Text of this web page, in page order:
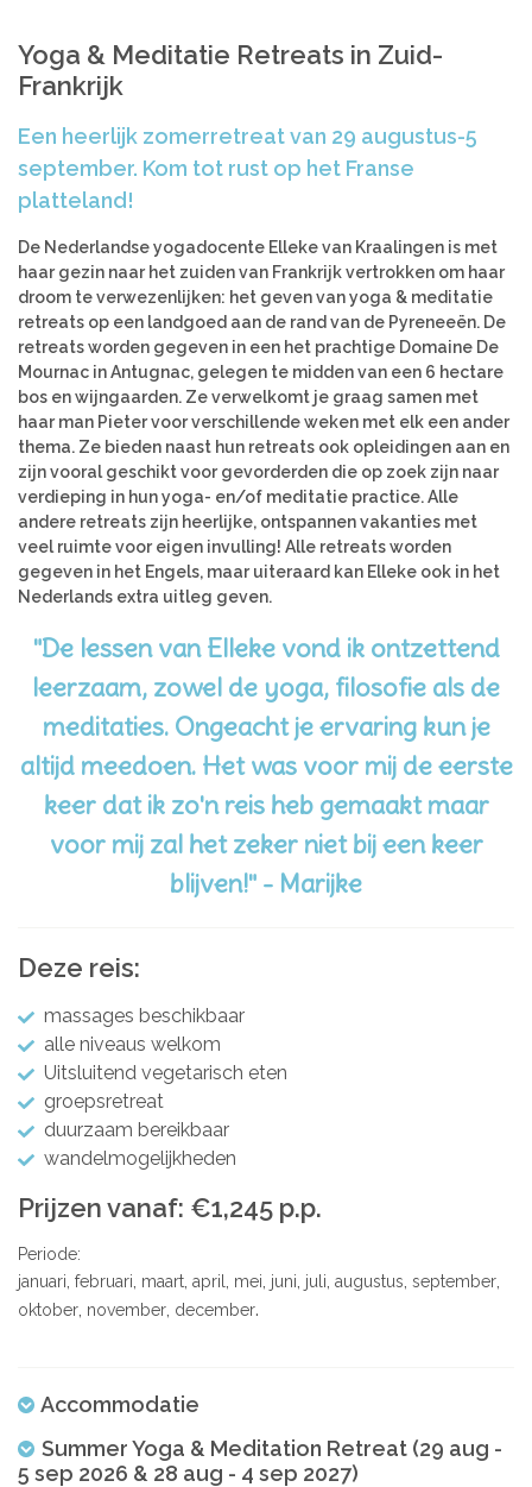
Workshops
India
Sri Lanka
Thailand
Afrika
Kenia
Marokko
Amerika
Brazilië
Yoga & Meditatie Retreats in Zuid-
Frankrijk
Een heerlijk zomerretreat van 29 augustus-5
september. Kom tot rust op het Franse
platteland!
De Nederlandse yogadocente Elleke van Kraalingen is met
haar gezin naar het zuiden van Frankrijk vertrokken om haar
droom te verwezenlijken: het geven van yoga & meditatie
retreats op een landgoed aan de rand van de Pyreneeën. De
retreats worden gegeven in een het prachtige Domaine De
Mournac in Antugnac, gelegen te midden van een 6 hectare
bos en wijngaarden. Ze verwelkomt je graag samen met
haar man Pieter voor verschillende weken met elk een ander
thema. Ze bieden naast hun retreats ook opleidingen aan en
zijn vooral geschikt voor gevorderden die op zoek zijn naar
verdieping in hun yoga- en/of meditatie practice. Alle
andere retreats zijn heerlijke, ontspannen vakanties met
veel ruimte voor eigen invulling! Alle retreats worden
gegeven in het Engels, maar uiteraard kan Elleke ook in het
Nederlands extra uitleg geven.
"De lessen van Elleke vond ik ontzettend
leerzaam, zowel de yoga, filosofie als de
meditaties. Ongeacht je ervaring kun je
altijd meedoen. Het was voor mij de eerste
keer dat ik zo'n reis heb gemaakt maar
voor mij zal het zeker niet bij een keer
blijven!" - Marijke
Deze reis:
massages beschikbaar
alle niveaus welkom
Uitsluitend vegetarisch eten
groepsretreat
duurzaam bereikbaar
wandelmogelijkheden
Prijzen vanaf: €1,245 p.p.
Periode:
januari februari maart april mei juni juli augustus september
oktober november december
Accommodatie
Summer Yoga & Meditation Retreat (29 aug -
5 sep 2026 & 28 aug - 4 sep 2027)